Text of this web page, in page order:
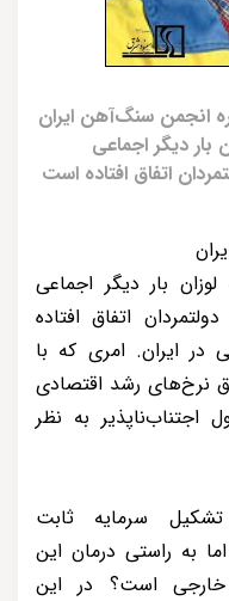
انجمن سنگ‌آهن ایران
بار دیگر اجماعی
اتفاق افتاده است
بار دیگر اجماعی
اتفاق افتاده
ایران. امری که با
نرخ‌های رشد اقتصادی
اجتناب‌ناپذیر به نظر
سرمایه ثابت
به راستی درمان این
است؟ در این